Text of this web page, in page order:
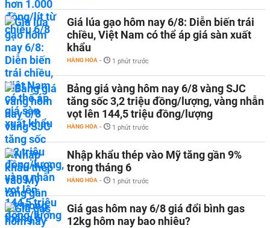
Giá lúa gạo hôm nay 6/8: Diễn biến trái
chiều, Việt Nam có thể áp giá sàn xuất
khẩu
HÀNG HÓA - 1 phút trước
Bảng giá vàng hôm nay 6/8 vàng SJC
tăng sốc 3,2 triệu đồng/lượng, vàng nhẫn
vọt lên 144,5 triệu đồng/lượng
HÀNG HÓA - 1 phút trước
Nhập khẩu thép vào Mỹ tăng gần 9%
trong tháng 6
HÀNG HÓA - 1 phút trước
Giá gas hôm nay 6/8 giá đổi bình gas
12kg hôm nay bao nhiêu?